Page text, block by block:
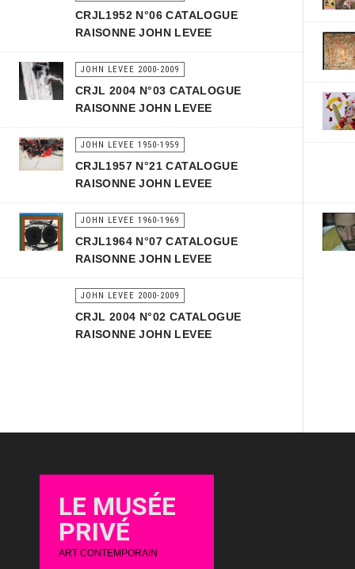
CRJL1952 N°06 CATALOGUE
RAISONNE JOHN LEVEE
JOHN LEVEE 2000-2009
CRJL 2004 N°03 CATALOGUE
RAISONNE JOHN LEVEE
JOHN LEVEE 1950-1959
CRJL1957 N°21 CATALOGUE
RAISONNE JOHN LEVEE
JOHN LEVEE 1960-1969
CRJL1964 N°07 CATALOGUE
RAISONNE JOHN LEVEE
JOHN LEVEE 2000-2009
CRJL 2004 N°02 CATALOGUE
RAISONNE JOHN LEVEE
LE MUSÉE
PRIVÉ
ART CONTEMPORAIN